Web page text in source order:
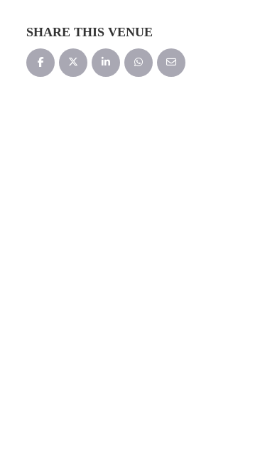
SHARE THIS VENUE